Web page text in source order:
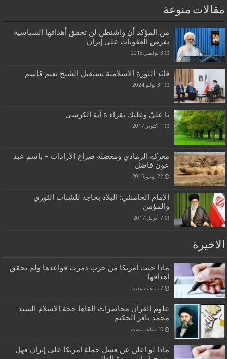
مقالات منوعة
من المؤكد أن واشنطن لن تحقق أهدافها السياسية
بفرض العقوبات على إيران
3 نوفمبر,2018
قائد الثورة الاسلامية يستقبل الشيخ نعيم قاسم
31 يوليو,2024
يا عليّ وعليك بقراء ة آية الكرسي
1 أكتوبر,2017
معركة الرمادي ومعضلة صراع الإرادات – باسم عبد
عون فاضل
22 يونيو,2015
الامام الخامنئي: البلاد بحاجة للشباب الثوري
والمؤمن
7 أبريل,2017
الاخيرة
ماذا جنت أمريكا من حرب دمرت قواعدها ولم تحقق
اهدافها
علوم القرآن محاضرات القاها حجة الاسلام السيد
محمد باقر الحكيم
ماذا لو أعلن عن فشل حملة أمريكا على إيران فهل